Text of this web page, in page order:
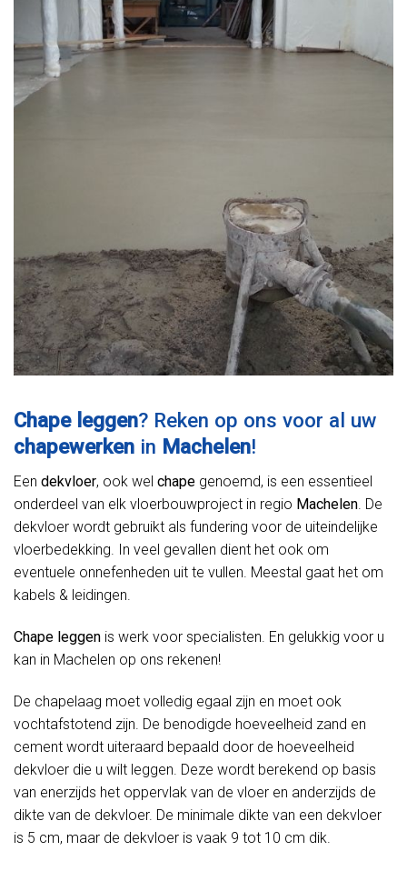
Chape leggen? Reken op ons voor al uw
chapewerken in Machelen!
Een dekvloer, ook wel chape genoemd, is een essentieel
onderdeel van elk vloerbouwproject in regio Machelen. De
dekvloer wordt gebruikt als fundering voor de uiteindelijke
vloerbedekking. In veel gevallen dient het ook om
eventuele onnefenheden uit te vullen. Meestal gaat het om
kabels & leidingen.
Chape leggen is werk voor specialisten. En gelukkig voor u
kan in Machelen op ons rekenen!
De chapelaag moet volledig egaal zijn en moet ook
vochtafstotend zijn. De benodigde hoeveelheid zand en
cement wordt uiteraard bepaald door de hoeveelheid
dekvloer die u wilt leggen. Deze wordt berekend op basis
van enerzijds het oppervlak van de vloer en anderzijds de
dikte van de dekvloer. De minimale dikte van een dekvloer
is 5 cm, maar de dekvloer is vaak 9 tot 10 cm dik.